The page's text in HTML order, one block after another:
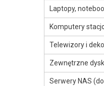
Laptopy,
Komputery
Telewizory i
Zewnętrzne
Serwery NAS